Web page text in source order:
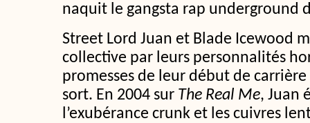
naquit le gangsta rap underground
Street Lord Juan et Blade Icewood
collective par leurs personnalités
promesses de leur début de
sort. En 2004 sur The Real Me, Juan
l’exubérance crunk et les cuivres